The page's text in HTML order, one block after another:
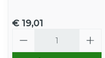
€ 19,01